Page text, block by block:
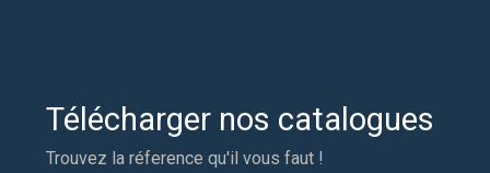
Télécharger nos catalogues
Trouvez la réference qu'il vous faut !